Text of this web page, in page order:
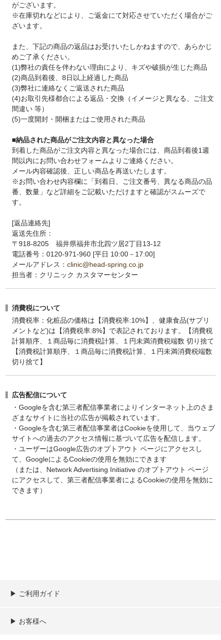
がございます。
※在庫切れなどにより、ご返金にて対応させていただく場合がご
ざいます。
また、下記の商品の返品はお受けいたしかねますので、あらかじ
めご了承ください。
(1)弊社の責任を伴わない理由により、キズや破損が生じた商品
(2)商品到着後、8日以上経過した商品
(3)弊社に連絡なくご返送された商品
(4)お取引先様都合による返品・交換（イメージと異なる、ご注文
間違い 等）
(5)一度開封・開梱またはご使用された商品
■納品された商品がご注文内容と異なった場合
到着した商品がご注文内容と異なった場合には、商品到着後1週
間以内にお問い合わせフォームよりご連絡ください。
メール内容確認後、正しい商品を再送いたします。
※お問い合わせ内容欄に「到着日、ご注文番号、異なる商品の品
番、数量」など詳細をご記載いただけますと確認がスムーズで
す。
[返品連絡先]
返送先住所：
〒918-8205 福井県福井市北四ツ居2丁目13-12
電話番号：0120-971-960 [平日 10:00－17:00]
メールアドレス：clinic@head-spring.co.jp
担当者：クリニック カスタマーセンター
消費税について
消費税率：化粧品の価格は【消費税率:10%】、健康食品(サプリ
メントなど)は【消費税率:8%】で表記されております。【消費税
計算順序、１商品毎に消費税計算、１円未満消費税端数 切り捨て
【消費税計算順序、１商品毎に消費税計算、１円未満消費税端数
切り捨て】
広告配信について
・Googleを含む第三者配信事業者によりインターネット上のさま
ざまなサイトに当社の広告が掲載されています。
・Googleを含む第三者配信事業者はCookieを使用して、当ウェブ
サイトへの過去のアクセス情報に基づいて広告を配信します。
・ユーザーはGoogle広告のオプトアウト ページにアクセスし
て、GoogleによるCookieの使用を無効にできます
（または、Network Advertising Initiative のオプトアウト ページ
にアクセスして、第三者配信事業者によるCookieの使用を無効に
できます）
▶︎ ご利用ガイド
ご利用ガイド
決済／配送／送料について
取り扱い商品一覧
顧客情報の取扱について
特定商取引法の表記
▶︎ お客様へ